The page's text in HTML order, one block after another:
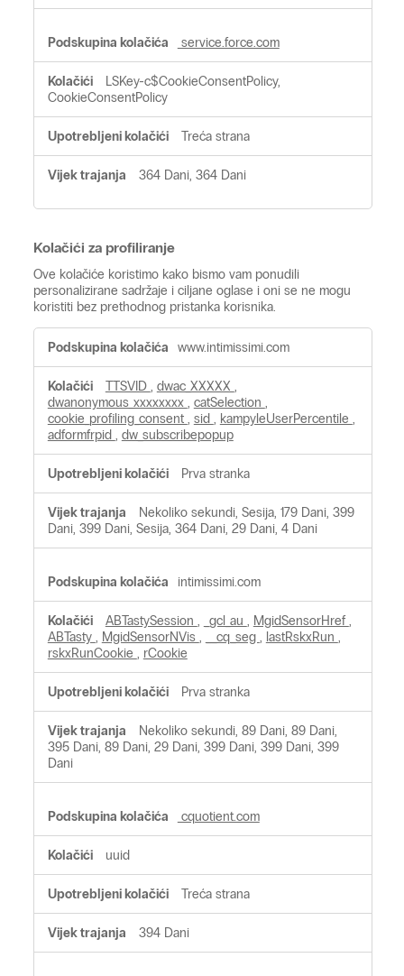
service.force.com
LSKey-c$CookieConsentPolicy,
CookieConsentPolicy
Treća strana
364 Dani, 364 Dani
Kolačići za profiliranje
Ove kolačiće koristimo kako bismo vam ponudili
personalizirane sadržaje i ciljane oglase i oni se ne mogu
koristiti bez prethodnog pristanka korisnika.
Kolačići
profiliranje
www.intimissimi.com
TTSVID , dwac_XXXXX ,
dwanonymous_xxxxxxxx , catSelection ,
cookie_profiling_consent , sid , kampyleUserPercentile ,
adformfrpid , dw_subscribepopup
Prva stranka
Nekoliko sekundi, Sesija, 179 Dani, 399
Dani, 399 Dani, Sesija, 364 Dani, 29 Dani, 4 Dani
intimissimi.com
ABTastySession , _gcl_au , MgidSensorHref,
ABTasty , MgidSensorNVis , __cq_seg , lastRskxRun ,
rskxRunCookie , rCookie
Prva stranka
Nekoliko sekundi, 89 Dani, 89 Dani,
395 Dani, 89 Dani, 29 Dani, 399 Dani, 399 Dani, 399
Dani
cquotient.com
uuid
Treća strana
394 Dani